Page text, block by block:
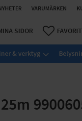
VARUMÄRKEN
SIDOR
& verktyg